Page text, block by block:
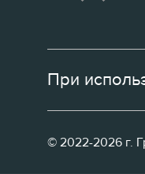
При
© 2022-2026 г.